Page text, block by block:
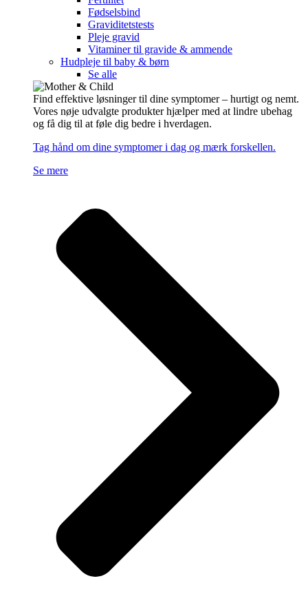
Fødselsbind
Graviditetstests
Pleje gravid
Vitaminer til gravide & ammende
Hudpleje til baby & børn
Se alle
Find effektive løsninger til dine symptomer – hurtigt og nemt.
Vores nøje udvalgte produkter hjælper med at lindre ubehag
og få dig til at føle dig bedre i hverdagen.
Tag hånd om dine symptomer i dag og mærk forskellen.
Se mere